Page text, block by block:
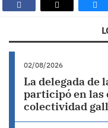
02/08/2026
La delegada de
participó en las
colectividad